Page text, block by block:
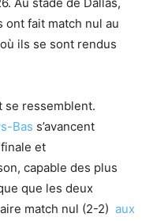
Au stade de Dallas,
ont fait match nul au
ils se sont rendus
se ressemblent.
Bas s’avancent
et
capable des plus
que les deux
match nul (2-2) aux